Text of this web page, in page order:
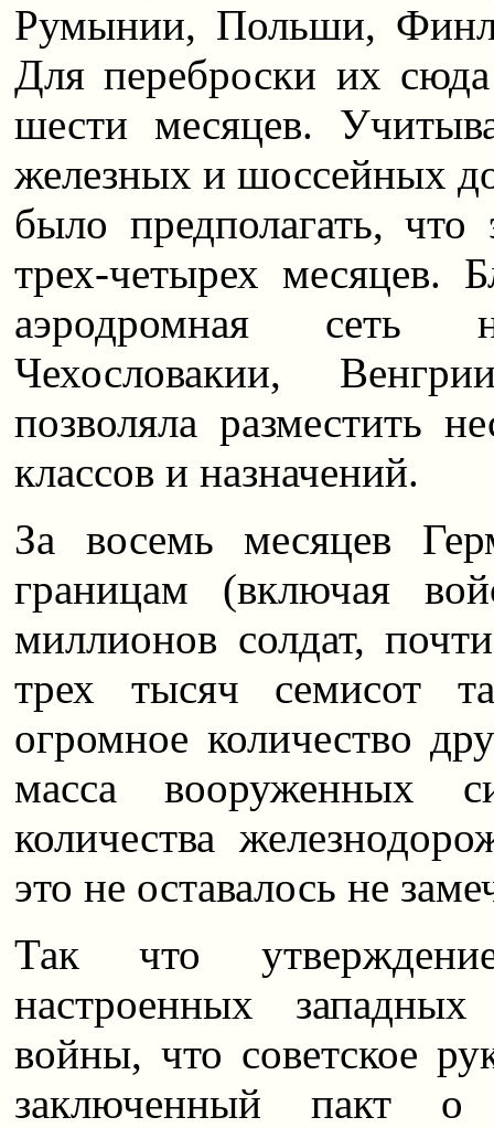
Румынии, Польши,
Для переброски их
шести месяцев.
железных и шоссейных
было предполагать, что
трех-четырех
аэродромная сеть
Чехословакии,
позволяла разместить
классов и назначений.
За восемь месяцев
границам (включая
миллионов солдат,
трех тысяч семисот
огромное количество
масса вооруженных
количества
это не оставалось не
Так что
настроенных
войны, что советское
заключенный пакт